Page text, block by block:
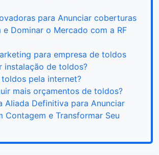
para Anunciar coberturas
e Dominar o Mercado com a RF
para empresa de toldos
instalação de toldos?
pela internet?
mais orçamentos de toldos?
Aliada Definitiva para Anunciar
Contagem e Transformar Seu